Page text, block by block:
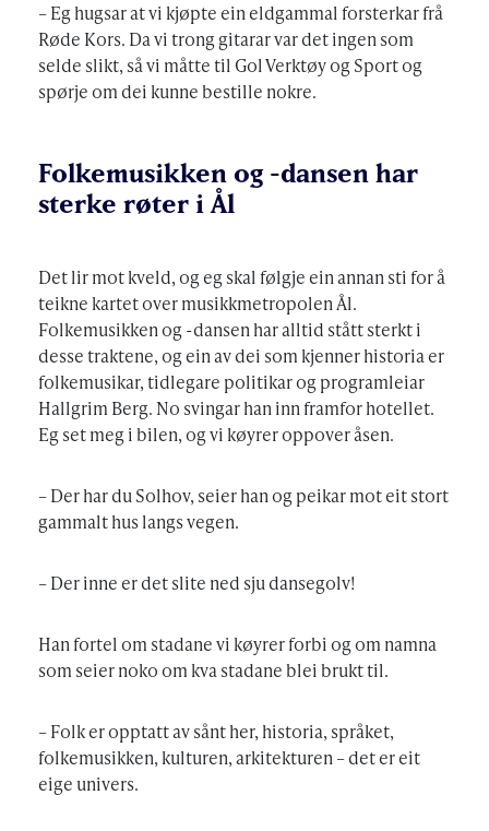
– Eg hugsar at vi kjøpte ein eldgammal forsterkar frå
Røde Kors. Da vi trong gitarar var det ingen som
selde slikt, så vi måtte til Gol Verktøy og Sport og
spørje om dei kunne bestille nokre.
Folkemusikken og -dansen har
sterke røter i Ål
Det lir mot kveld, og eg skal følgje ein annan sti for å
teikne kartet over musikkmetropolen Ål.
Folkemusikken og -dansen har alltid stått sterkt i
desse traktene, og ein av dei som kjenner historia er
folkemusikar, tidlegare politikar og programleiar
Hallgrim Berg. No svingar han inn framfor hotellet.
Eg set meg i bilen, og vi køyrer oppover åsen.
– Der har du Solhov, seier han og peikar mot eit stort
gammalt hus langs vegen.
– Der inne er det slite ned sju dansegolv!
Han fortel om stadane vi køyrer forbi og om namna
som seier noko om kva stadane blei brukt til.
– Folk er opptatt av sånt her, historia, språket,
folkemusikken, kulturen, arkitekturen – det er eit
eige univers.